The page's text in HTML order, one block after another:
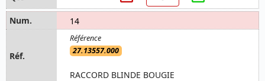
14
27.13557.000
RACCORD BLINDE BOUGIE